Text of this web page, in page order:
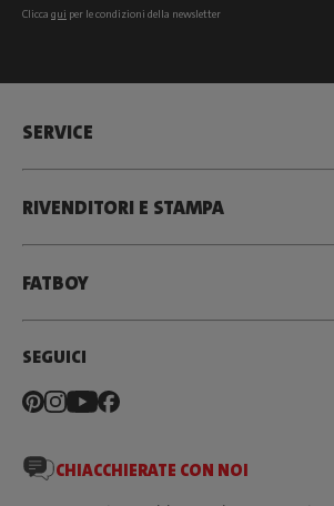
Clicca qui per le condizioni della newsletter
SERVICE
RIVENDITORI E STAMPA
FATBOY
SEGUICI
CHIACCHIERATE CON NOI